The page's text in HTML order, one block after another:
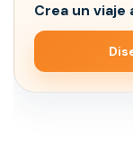
Crea un viaje